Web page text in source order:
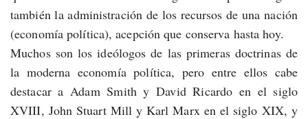
también la administración de los recursos de una nación
(economía política), acepción que conserva hasta hoy.
Muchos son los ideólogos de las primeras doctrinas de
la moderna economía política, pero entre ellos cabe
destacar a Adam Smith y David Ricardo en el siglo
XVIII, John Stuart Mill y Karl Marx en el siglo XIX, y